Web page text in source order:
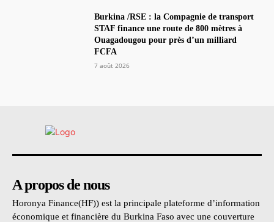
Burkina /RSE : la Compagnie de transport
STAF finance une route de 800 mètres à
Ouagadougou pour près d’un milliard
FCFA
7 août 2026
A propos de nous
Horonya Finance(HF)) est la principale plateforme d’information
économique et financière du Burkina Faso avec une couverture